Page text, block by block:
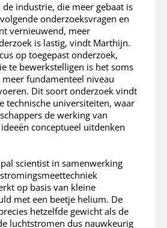
de industrie, die meer gebaat is
onderzoeksvragen en
vernieuwend, meer
is lastig, vindt Marthijn.
op toegepast onderzoek,
te bewerkstelligen is het soms
fundamenteel niveau
Dit soort onderzoek vindt
technische universiteiten, waar
de werking van
conceptueel uitdenken
scientist in samenwerking
op basis van kleine
met een beetje helium. De
hetzelfde gewicht als de
luchtstromen dus nauwkeurig